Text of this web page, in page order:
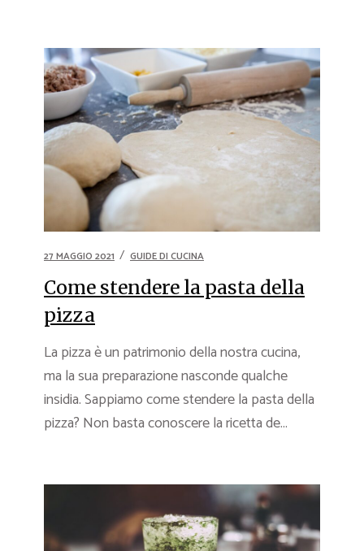
27 MAGGIO 2021 GUIDE DI CUCINA
Come stendere la pasta della
pizza
La pizza è un patrimonio della nostra cucina,
ma la sua preparazione nasconde qualche
insidia. Sappiamo come stendere la pasta della
pizza? Non basta conoscere la ricetta de...